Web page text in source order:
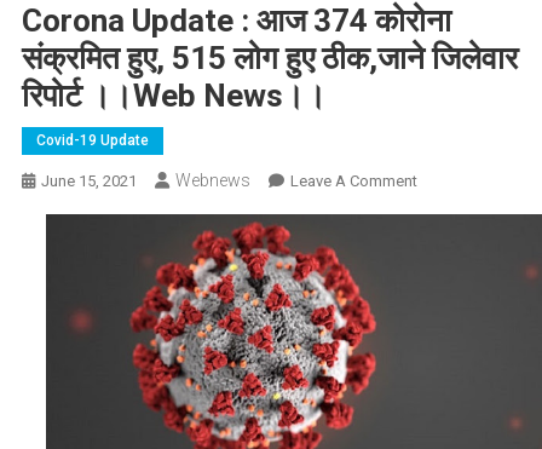
Corona Update : आज 374 कोरोना
संक्रमित हुए, 515 लोग हुए ठीक,जाने जिलेवार
रिपोर्ट ।।web News।।
Covid-19 Update
June 15, 2021 Webnews Leave A CommentOn